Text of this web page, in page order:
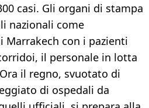
casi. Gli organi di stampa
nazionali come
Marrakech con i pazienti
il personale in lotta
il regno, svuotato di
di ospedali da